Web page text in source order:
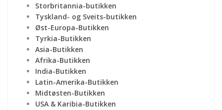
Storbritannia-butikken
Tyskland- og Sveits-butikken
Øst-Europa-Butikken
Tyrkia-Butikken
Asia-Butikken
Afrika-Butikken
India-Butikken
Latin-Amerika-Butikken
Midtøsten-Butikken
USA & Karibia-Butikken